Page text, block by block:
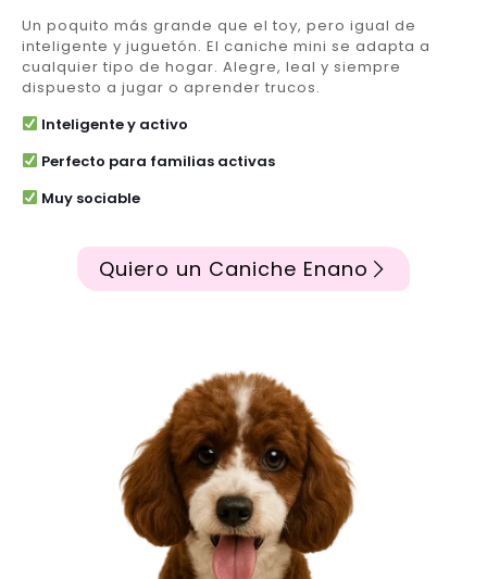
Un poquito más grande que el toy, pero igual de
inteligente y juguetón. El caniche mini se adapta a
cualquier tipo de hogar. Alegre, leal y siempre
dispuesto a jugar o aprender trucos.
Inteligente y activo
Perfecto para familias activas
Muy sociable
Quiero un Caniche Enano